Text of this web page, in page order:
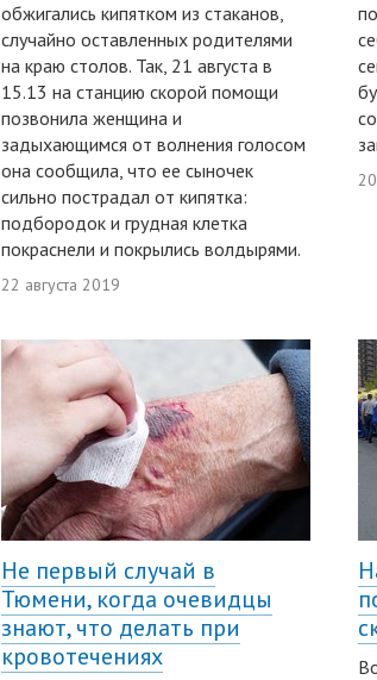
обжигались кипятком из стаканов,
случайно оставленных родителями
на краю столов. Так, 21 августа в
15.13 на станцию скорой помощи
позвонила женщина и
задыхающимся от волнения голосом
она сообщила, что ее сыночек
сильно пострадал от кипятка:
подбородок и грудная клетка
покраснели и покрылись волдырями.
22 августа 2019
Не первый случай в
Тюмени, когда очевидцы
знают, что делать при
кровотечениях